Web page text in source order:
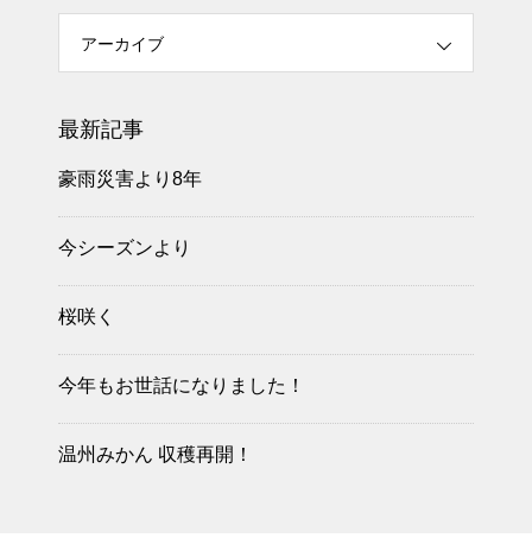
アーカイブ
最新記事
豪雨災害より8年
今シーズンより
桜咲く
今年もお世話になりました！
温州みかん 収穫再開！